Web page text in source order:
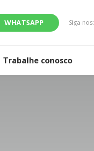
WHATSAPP Siga-nos:
Trabalhe conosco